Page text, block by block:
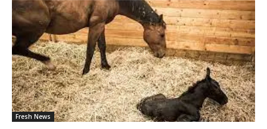
Fresh News